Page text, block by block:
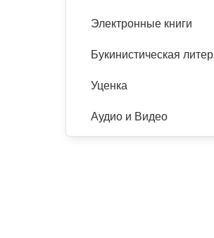
Электронные книги
Букинистическая
Уценка
Аудио и Видео